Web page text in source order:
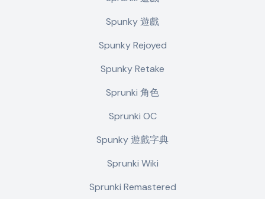
Spunky 遊戲
Spunky Rejoyed
Spunky Retake
Sprunki 角色
Sprunki OC
Spunky 遊戲字典
Sprunki Wiki
Sprunki Remastered